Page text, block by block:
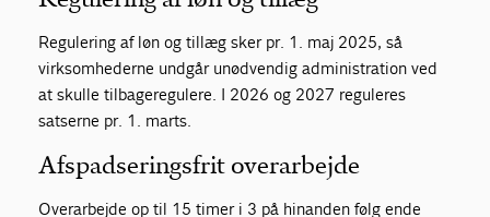
Regulering af løn og tillæg sker pr. 1. maj 2025, så
virksomhederne undgår unødvendig administration ved
at skulle tilbageregulere. I 2026 og 2027 reguleres
satserne pr. 1. marts.
Afspadseringsfrit overarbejde
Overarbejde op til 15 timer i 3 på hinanden følg ende